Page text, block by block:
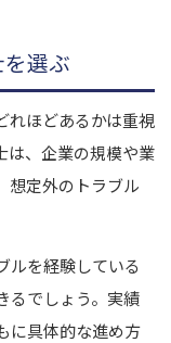
選ぶ
れほどあるかは重視
は、企業の規模や業
想定外のトラブル
ルを経験している
でしょう。 実績
に具体的な進め方